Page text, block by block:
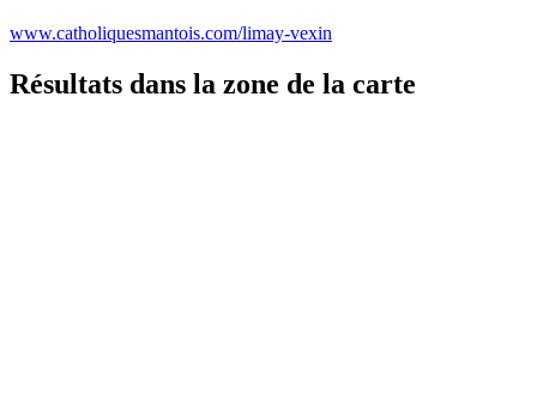
www.catholiquesmantois.com/limay-vexin
Résultats dans la zone de la carte